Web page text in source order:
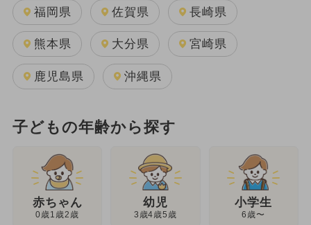
福岡県 佐賀県 長崎県
熊本県 大分県 宮崎県
鹿児島県 沖縄県
子どもの年齢から探す
赤ちゃん
0歳1歳2歳
幼児
3歳4歳5歳
小学生
6歳〜